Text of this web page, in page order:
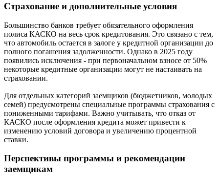
Страхование и дополнительные условия
Большинство банков требует обязательного оформления
полиса КАСКО на весь срок кредитования. Это связано с тем,
что автомобиль остается в залоге у кредитной организации до
полного погашения задолженности. Однако в 2025 году
появились исключения - при первоначальном взносе от 50%
некоторые кредитные организации могут не настаивать на
страховании.
Для отдельных категорий заемщиков (бюджетников, молодых
семей) предусмотрены специальные программы страхования с
пониженными тарифами. Важно учитывать, что отказ от
КАСКО после оформления кредита может привести к
изменению условий договора и увеличению процентной
ставки.
Перспективы программы и рекомендации
заемщикам